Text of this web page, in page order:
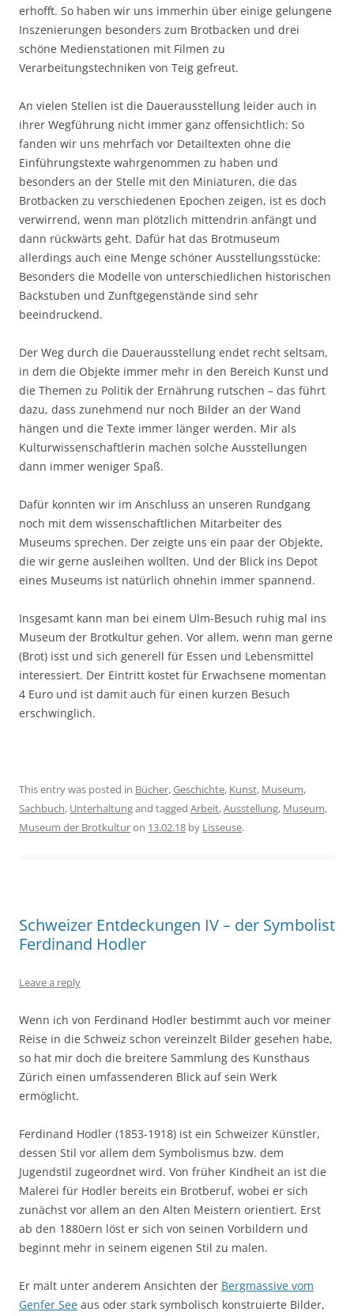
erhofft. So haben wir uns immerhin über einige gelungene
Inszenierungen besonders zum Brotbacken und drei
schöne Medienstationen mit Filmen zu
Verarbeitungstechniken von Teig gefreut.
An vielen Stellen ist die Dauerausstellung leider auch in
ihrer Wegführung nicht immer ganz offensichtlich: So
fanden wir uns mehrfach vor Detailtexten ohne die
Einführungstexte wahrgenommen zu haben und
besonders an der Stelle mit den Miniaturen, die das
Brotbacken zu verschiedenen Epochen zeigen, ist es doch
verwirrend, wenn man plötzlich mittendrin anfängt und
dann rückwärts geht. Dafür hat das Brotmuseum
allerdings auch eine Menge schöner Ausstellungsstücke:
Besonders die Modelle von unterschiedlichen historischen
Backstuben und Zunftgegenstände sind sehr
beeindruckend.
Der Weg durch die Dauerausstellung endet recht seltsam,
in dem die Objekte immer mehr in den Bereich Kunst und
die Themen zu Politik der Ernährung rutschen – das führt
dazu, dass zunehmend nur noch Bilder an der Wand
hängen und die Texte immer länger werden. Mir als
Kulturwissenschaftlerin machen solche Ausstellungen
dann immer weniger Spaß.
Dafür konnten wir im Anschluss an unseren Rundgang
noch mit dem wissenschaftlichen Mitarbeiter des
Museums sprechen. Der zeigte uns ein paar der Objekte,
die wir gerne ausleihen wollten. Und der Blick ins Depot
eines Museums ist natürlich ohnehin immer spannend.
Insgesamt kann man bei einem Ulm-Besuch ruhig mal ins
Museum der Brotkultur gehen. Vor allem, wenn man gerne
(Brot) isst und sich generell für Essen und Lebensmittel
interessiert. Der Eintritt kostet für Erwachsene momentan
4 Euro und ist damit auch für einen kurzen Besuch
erschwinglich.
This entry was posted in Bücher,Geschichte, Kunst, Museum,
Sachbuch, Unterhaltungand tagged Arbeit,Ausstellung, Museum,
Museum der Brotkulturon 13.02.18 by Lisseuse.
Schweizer Entdeckungen IV – der Symbolist
Ferdinand Hodler
Leave a reply
Wenn ich von Ferdinand Hodler bestimmt auch vor meiner
Reise in die Schweiz schon vereinzelt Bilder gesehen habe,
so hat mir doch die breitere Sammlung des Kunsthaus
Zürich einen umfassenderen Blick auf sein Werk
ermöglicht.
Ferdinand Hodler (1853-1918) ist ein Schweizer Künstler,
dessen Stil vor allem dem Symbolismus bzw. dem
Jugendstil zugeordnet wird. Von früher Kindheit an ist die
Malerei für Hodler bereits ein Brotberuf, wobei er sich
zunächst vor allem an den Alten Meistern orientiert. Erst
ab den 1880ern löst er sich von seinen Vorbildern und
beginnt mehr in seinem eigenen Stil zu malen.
Er malt unter anderem Ansichten der Bergmassive vom
Genfer See aus oder stark symbolisch konstruierte Bilder,